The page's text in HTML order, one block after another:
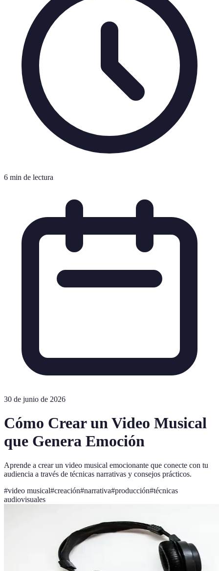
6 min de lectura
30 de junio de 2026
Cómo Crear un Video Musical
que Genera Emoción
Aprende a crear un video musical emocionante que conecte con tu
audiencia a través de técnicas narrativas y consejos prácticos.
#video musical#creación#narrativa#producción#técnicas
audiovisuales